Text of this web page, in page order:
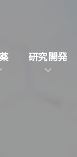
研究開発